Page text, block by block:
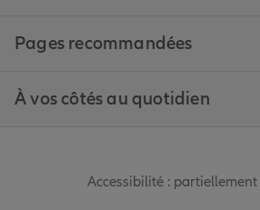
Pages recommandées
À vos côtés au quotidien
Accessibilité :